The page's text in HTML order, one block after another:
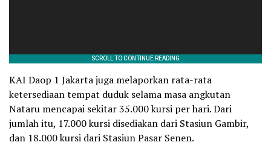
KAI Daop 1 Jakarta juga melaporkan rata-rata
ketersediaan tempat duduk selama masa angkutan
Nataru mencapai sekitar 35.000 kursi per hari. Dari
jumlah itu, 17.000 kursi disediakan dari Stasiun Gambir,
dan 18.000 kursi dari Stasiun Pasar Senen.